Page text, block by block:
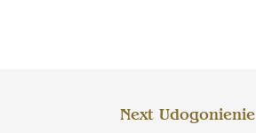
Next Udogonienie